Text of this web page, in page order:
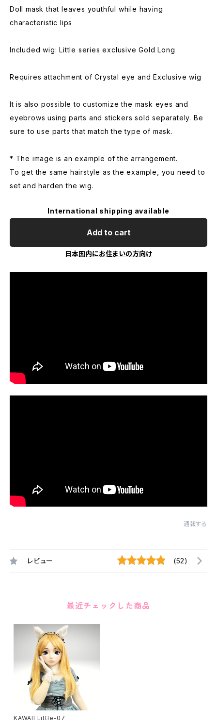
Doll mask that leaves youthful while having
characteristic lips
Included wig: Little series exclusive Gold Long
Requires attachment of Crystal eye and Exclusive wig
It is also possible to customize the mask eyes and
eyebrows using parts and stickers sold separately. Be
sure to use parts that match the type of mask.
* The image is an example of the arrangement.
To get the same hairstyle as the example, you need to
set and harden the wig.
International shipping available
Add to cart
日本国内にお住まいの方向け
通報する
レビュー (52)
最近チェックした商品
KAWAII Little-07